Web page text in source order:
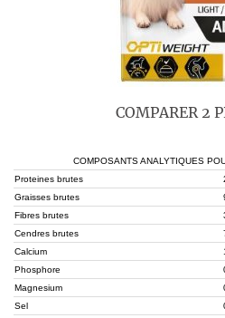
COMPARER 2
COMPOSANTS ANALYTIQUES
Proteines brutes
Graisses brutes
Fibres brutes
Cendres brutes
Calcium
Phosphore
Magnesium
Sel